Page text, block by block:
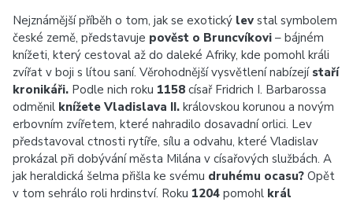
Nejznámější příběh o tom, jak se exotický lev stal symbolem
české země, představuje pověst o Bruncvíkovi – bájném
knížeti, který cestoval až do daleké Afriky, kde pomohl králi
zvířat v boji s lítou saní. Věrohodnější vysvětlení nabízejí staří
kronikáři. Podle nich roku 1158 císař Fridrich I. Barbarossa
odměnil knížete Vladislava II. královskou korunou a novým
erbovním zvířetem, které nahradilo dosavadní orlici. Lev
představoval ctnosti rytíře, sílu a odvahu, které Vladislav
prokázal při dobývání města Milána v císařových službách. A
jak heraldická šelma přišla ke svému druhému ocasu? Opět
v tom sehrálo roli hrdinství. Roku 1204 pomohl král